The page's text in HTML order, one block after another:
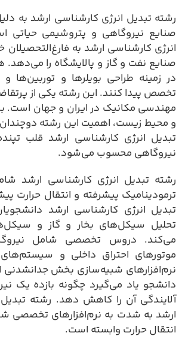
رشته تبدیل انرژی کارشناسی ارشد به
صنایع نیروگاهی و پتروشیمی حیاتی
انرژی کارشناسی ارشد به فارغ‌التحصیلان
صنایع نفت و گاز و پالایشگاه را می‌دهد.
در زمینه طراحی بویلرها و توربین‌ها
تخصص پیدا کنند. این رشته یکی از
مهندسی مکانیک در ایران و جهان است.
و محیط زیست، اهمیت این رشته
تبدیل انرژی کارشناسی ارشد قلب
نیروگاهی محسوب می‌شود.
رشته تبدیل انرژی کارشناسی ارشد
ترمودینامیک پیشرفته و انتقال حرارت
تبدیل انرژی کارشناسی ارشد
تحلیل سیکل‌های بخار و گاز و
می‌کند. دروس تخصصی شامل
موتورهای احتراق داخلی و
نرم‌افزارهای شبیه‌سازی بخش
دانشجو یاد می‌گیرد چگونه بازده یک
آلایندگی آن را کاهش دهد. رشته
ارشد به شدت به نرم‌افزارهای تخصصی
انتقال حرارت وابسته است.